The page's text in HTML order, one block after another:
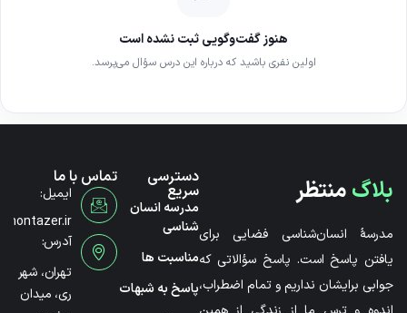
هنوز گفت‌وگویی ثبت نشده است
اولین نفری باشید که درباره این درس سؤال می‌پرسد.
بلاگمنتظر
مدرسۀ انسان‌شناسی فضایی برای
یافتن پاسخ است. پاسخ سؤالاتی که
جوابی برایشان نداریم و تمام اضطراب،
دسترسی
سریع
مدرسه انسان
شناسی
مناسبت ها
پاسخ به شبهات
تماس با ما
ایمیل:
آدرس:
تهران، شهر
ری، میدان